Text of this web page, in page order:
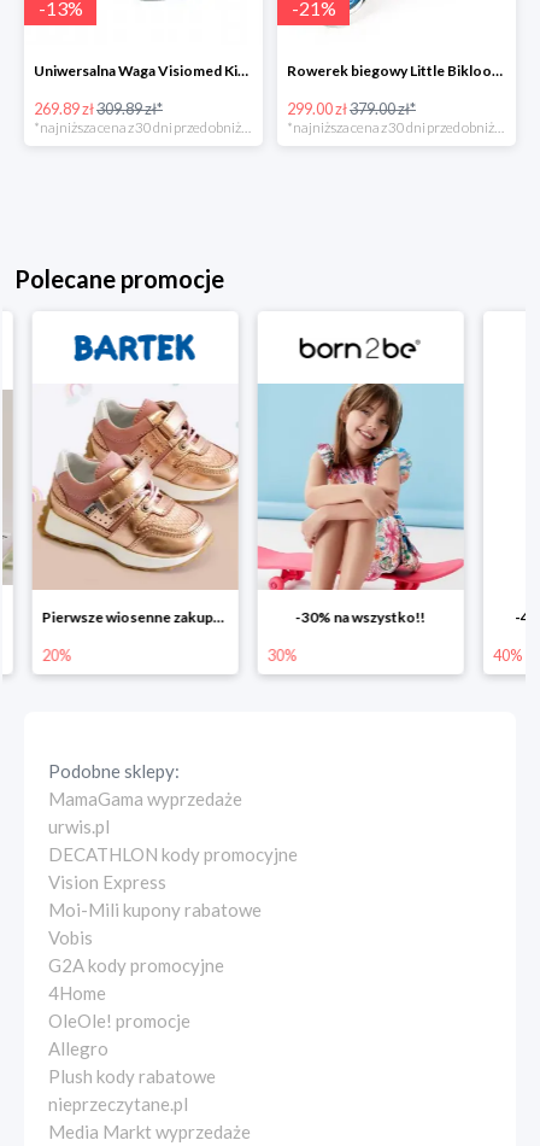
-13%
Uniwersalna Waga Visiomed Kiddy Up dla niemowlaka -13%
269.89 zł309.89 zł*
*najniższa cena z 30 dni przed obniżką
-21%
Rowerek biegowy Little Bikloon -21%
299.00 zł379.00 zł*
*najniższa cena z 30 dni przed obniżką
Polecane promocje
Pierwsze wiosenne zakupy -20%
20%
-30% na wszystko!!
30%
-
40%
Podobne sklepy:
MamaGama wyprzedaże
urwis.pl
DECATHLON kody promocyjne
Vision Express
Moi-Mili kupony rabatowe
Vobis
G2A kody promocyjne
4Home
OleOle! promocje
Allegro
Plush kody rabatowe
nieprzeczytane.pl
Media Markt wyprzedaże